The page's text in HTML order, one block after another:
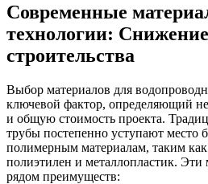
Современные
технологии: Снижение
строительства
Выбор материалов для
ключевой фактор, определяющий не
и общую стоимость проекта.
трубы постепенно уступают место
полимерным материалам, таким
полиэтилен и металлопластик. Эти
рядом преимуществ: